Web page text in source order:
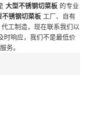
大型不锈钢切菜板 的专业
不锈钢切菜板 工厂、自有
代工制造，现在联系我们以
时响应，我们不是最低价
务。